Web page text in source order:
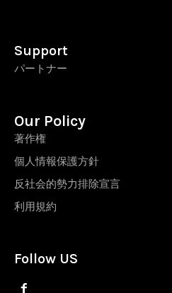
Support
パートナー
Our Policy
著作権
個人情報保護方針
反社会的勢力排除宣言
利用規約
Follow US